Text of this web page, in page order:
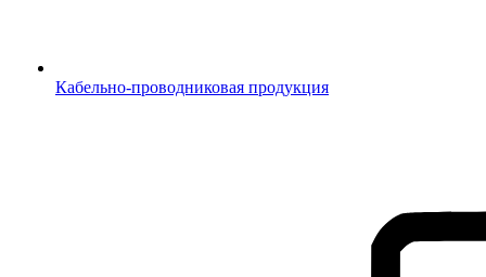
Кабельно-проводниковая продукция